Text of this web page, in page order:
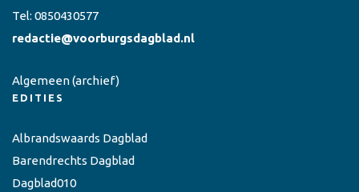
Tel: 0850430577
redactie@voorburgsdagblad.nl
Algemeen(archief)
EDITIES
Albrandswaards Dagblad
Barendrechts Dagblad
Dagblad010